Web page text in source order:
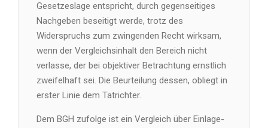
Gesetzeslage entspricht, durch gegenseitiges
Nachgeben beseitigt werde, trotz des
Widerspruchs zum zwingenden Recht wirksam,
wenn der Vergleichsinhalt den Bereich nicht
verlasse, der bei objektiver Betrachtung ernstlich
zweifelhaft sei. Die Beurteilung dessen, obliegt in
erster Linie dem Tatrichter.
Dem BGH zufolge ist ein Vergleich über Einlage-